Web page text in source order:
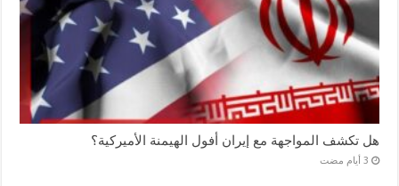
هل تكشف المواجهة مع إيران أفول الهيمنة الأميركية؟